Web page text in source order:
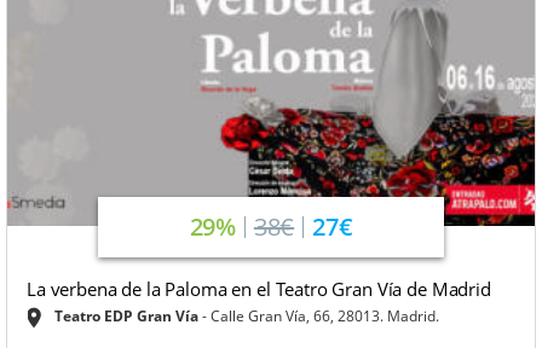
29% 38€ 27€
La verbena de la Paloma en el Teatro Gran Vía de Madrid
Teatro EDP Gran Vía Calle Gran Vía, 66, 28013. Madrid.